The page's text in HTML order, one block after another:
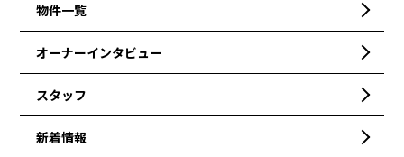
物件一覧
オーナーインタビュー
スタッフ
新着情報